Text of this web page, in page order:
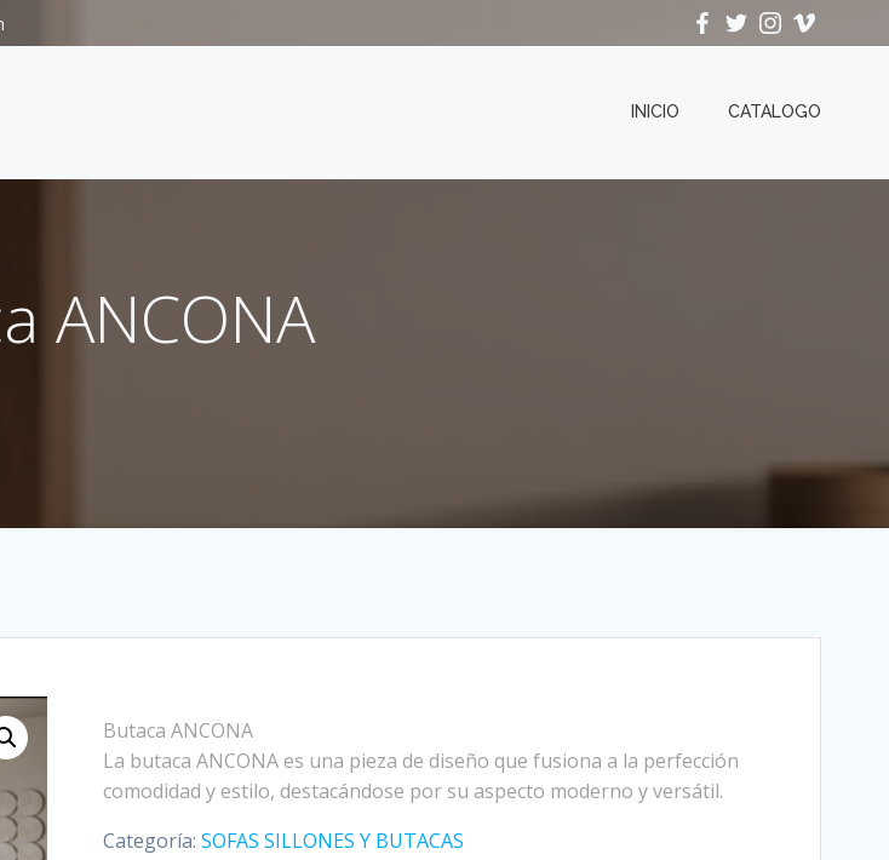
INICIO CATALOGO
ANCONA
Butaca ANCONA
La butaca ANCONA es una pieza de diseño que fusiona a la perfección
comodidad y estilo, destacándose por su aspecto moderno y versátil.
Categoría: SOFAS SILLONES Y BUTACAS